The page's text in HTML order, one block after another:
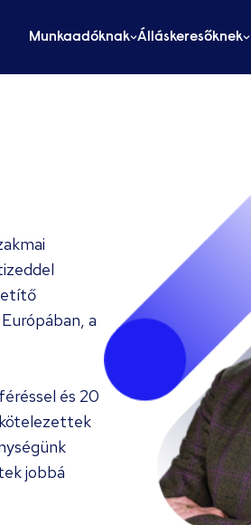
Munkaadóknak Álláskeresőknek
a
és 20
jobbá